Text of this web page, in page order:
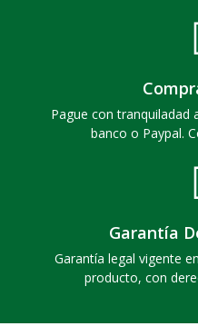
Pague con tranquiladad
banco o Paypal.
Garantía
Garantía legal vigente
producto, con